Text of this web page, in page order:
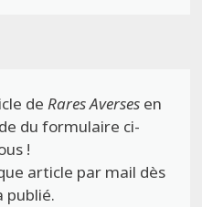
de Rares Aversesen
du formulaire ci-
!
article par mail dès
publié.